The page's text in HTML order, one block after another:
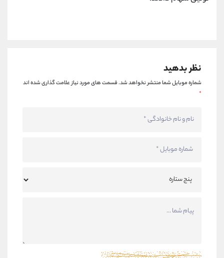
نظر بدهید
شماره موبایل شما منتشر نخواهد شد.قسمت های مورد نیاز علامت گذاری شده اند
*